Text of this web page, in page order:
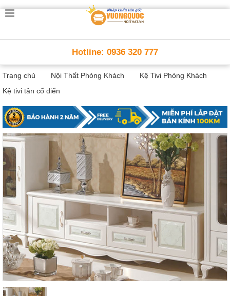
Trang
Thông
Minh
Nội
thất
minh
Nội
Thất
Trẻ
Em
Giường
tầng,
bàn
học, tủ
sách
Thất
Phòng
Khách
Sofa,
tủ
Bàn
Hotline: 0936 320 777
Trang chủ Nội Thất Phòng Khách
Kệ Tivi Phòng Khách
Kệ tivi tân cổ điển